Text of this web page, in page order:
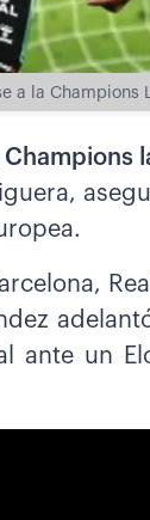
a la Champions
ante un